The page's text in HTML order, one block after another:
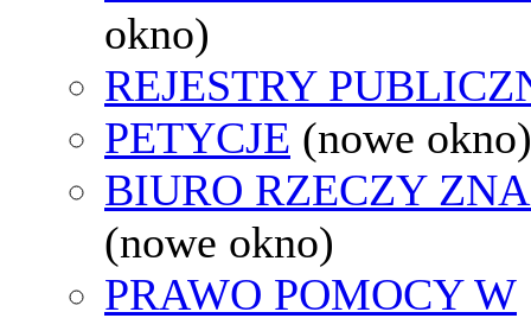
okno)
REJESTRY
PETYCJE (nowe okno)
BIURO RZECZY
(nowe okno)
PRAWO POMOCY W